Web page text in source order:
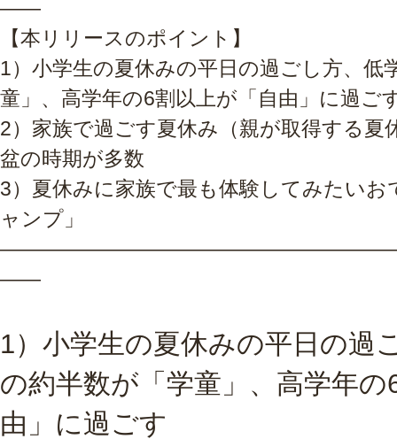
――
【本リリースのポイント】
1）小学生の夏休みの平日の過ごし方、低
童」、高学年の6割以上が「自由」に過ご
2）家族で過ごす夏休み（親が取得する夏
盆の時期が多数
3）夏休みに家族で最も体験してみたいお
ャンプ」
――
1）小学生の夏休みの平日の過
の約半数が「学童」、高学年の
由」に過ごす